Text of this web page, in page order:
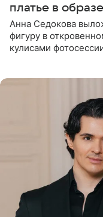
платье в
Анна Седокова
фигуру в
кулисами